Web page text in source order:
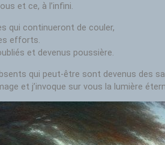
et ce, à l’infini.
qui continueront de couler,
efforts.
et devenus poussière.
qui peut-être sont devenus des
et j’invoque sur vous la lumière